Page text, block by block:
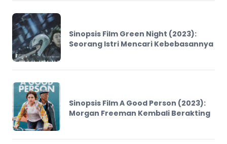
Sinopsis Film Green Night (2023):
Seorang Istri Mencari Kebebasannya
Sinopsis Film A Good Person (2023):
Morgan Freeman Kembali Berakting